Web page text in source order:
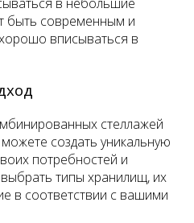
быть современным и
вписываться в
стеллажей
создать уникальную
потребностей и
типы хранилищ, их
в соответствии с вашими